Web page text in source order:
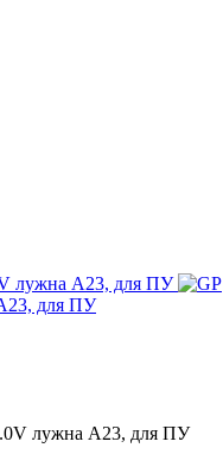
для ПУ
лужна A23, для ПУ